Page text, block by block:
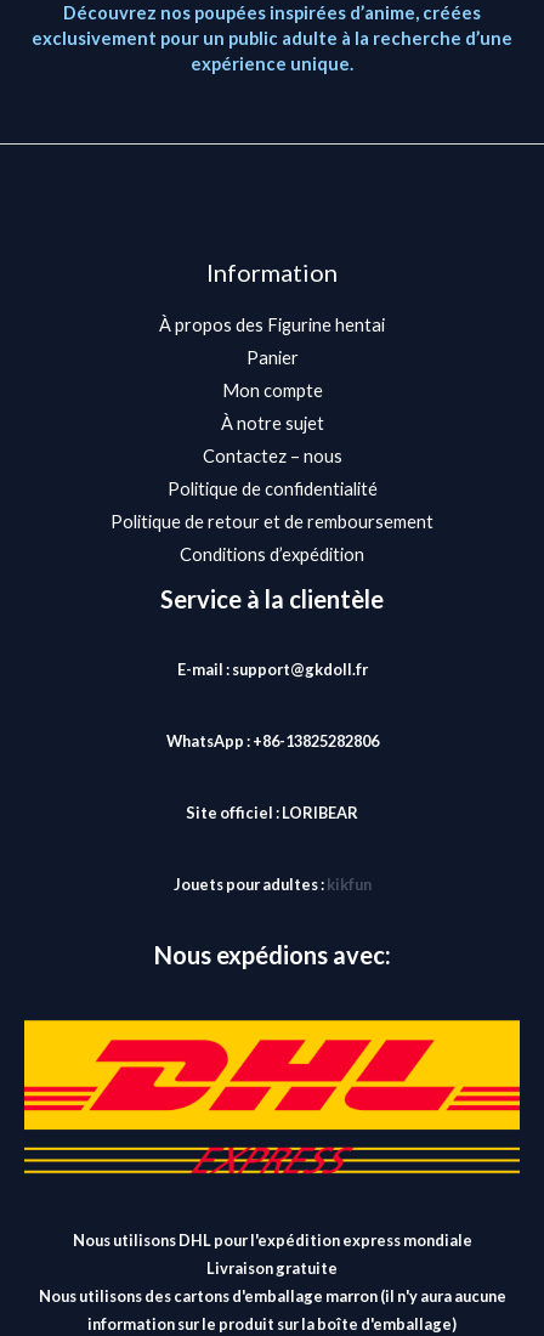
Découvrez nos poupées inspirées d’anime, créées
exclusivement pour un public adulte à la recherche d’une
expérience unique.
Information
À propos des Figurine hentai
Panier
Mon compte
À notre sujet
Contactez – nous
Politique de confidentialité
Politique de retour et de remboursement
Conditions d’expédition
Service à la clientèle
E-mail : support@gkdoll.fr
WhatsApp : +86-13825282806
Site officiel :LORIBEAR
Jouets pour adultes : kikfun
Nous expédions avec:
Nous utilisons DHL pour l'expédition express mondiale
Livraison gratuite
Nous utilisons des cartons d'emballage marron (il n'y aura aucune
information sur le produit sur la boîte d'emballage)